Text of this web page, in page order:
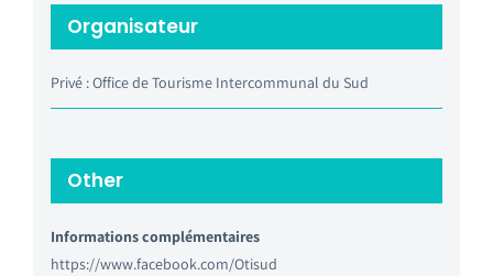
Organisateur
Privé : Office de Tourisme Intercommunal du Sud
Other
Informations complémentaires
https://www.facebook.com/Otisud